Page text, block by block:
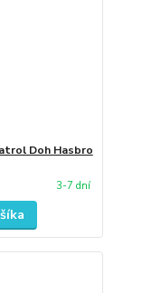
Doh Hasbro
3-7 dní